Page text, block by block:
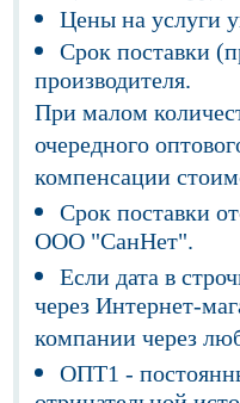
Цены на услуги
Срок поставки
производителя.
При малом
очередного
компенсации
Срок поставки
ООО "СанНет".
Если дата в
через Интернет-
компании через
ОПТ1 -